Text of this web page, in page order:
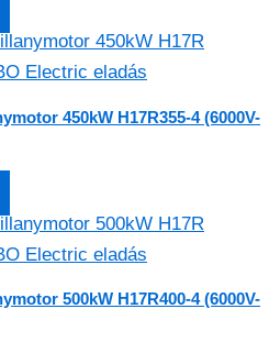
450kW H17R355-4 (6000V-
500kW H17R400-4 (6000V-